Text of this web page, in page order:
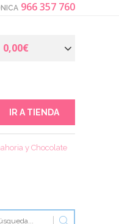
966 357 760
0,00€
IR A TIENDA
y Chocolate